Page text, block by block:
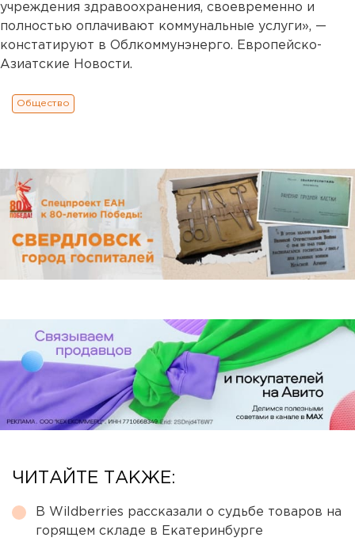
учреждения здравоохранения, своевременно и
полностью оплачивают коммунальные услуги», —
констатируют в Облкоммунэнерго. Европейско-
Азиатские Новости.
Общество
ЧИТАЙТЕ ТАКЖЕ:
В Wildberries рассказали о судьбе товаров на
горящем складе в Екатеринбурге